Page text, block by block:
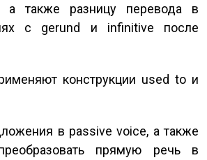
а также разницу перевода в
с gerund и infinitive после
конструкции used to и
в passive voice, а также
прямую речь в